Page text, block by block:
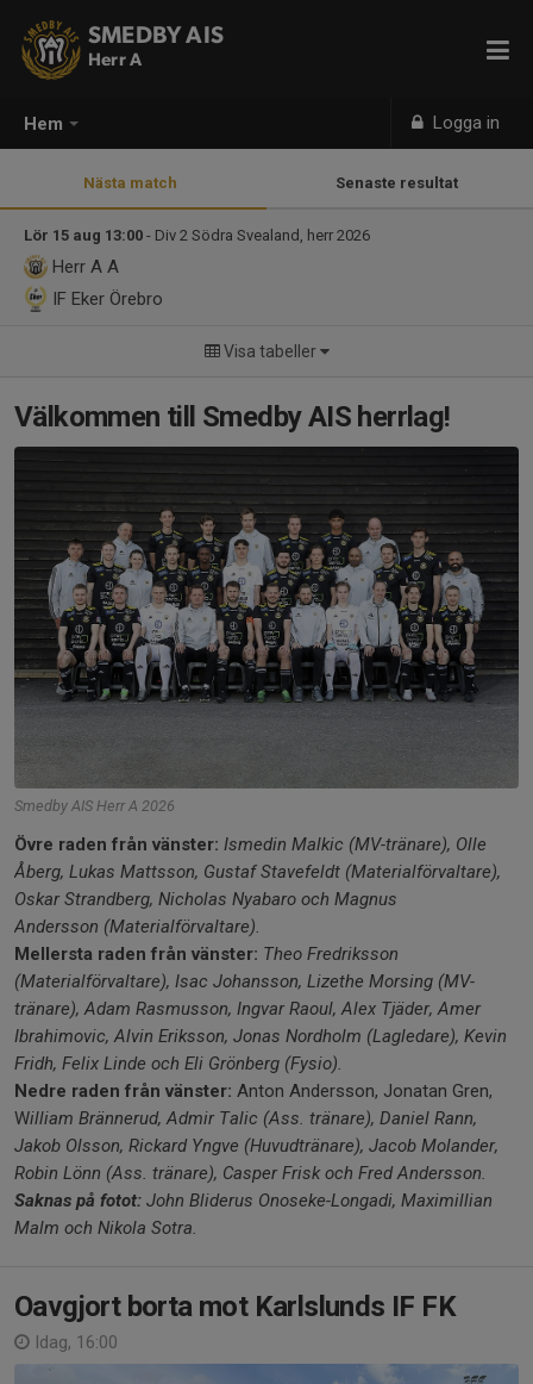
Hem Logga in
SMEDBY AIS
Herr A
Nästa match Senaste resultat
Lör 15 aug 13:00 - Div 2 Södra Svealand, herr 2026
Herr A A
IF Eker Örebro
Visa tabeller
Välkommen till Smedby AIS herrlag!
Smedby AIS Herr A 2026
Övre raden från vänster: Ismedin Malkic (MV-tränare), Olle
Åberg, Lukas Mattsson, Gustaf Stavefeldt (Materialförvaltare),
Oskar Strandberg, Nicholas Nyabaro och Magnus
Andersson (Materialförvaltare).
Mellersta raden från vänster: Theo Fredriksson
(Materialförvaltare), Isac Johansson, Lizethe Morsing (MV-
tränare), Adam Rasmusson, Ingvar Raoul, Alex Tjäder, Amer
Ibrahimovic, Alvin Eriksson, Jonas Nordholm (Lagledare), Kevin
Fridh, Felix Linde och Eli Grönberg (Fysio).
Nedre raden från vänster: Anton Andersson, Jonatan Gren,
William Brännerud, Admir Talic (Ass. tränare), Daniel Rann,
Jakob Olsson, Rickard Yngve (Huvudtränare), Jacob Molander,
Robin Lönn (Ass. tränare), Casper Frisk och Fred Andersson.
Saknas på fotot: John Bliderus Onoseke-Longadi, Maximillian
Malm och Nikola Sotra.
Oavgjort borta mot Karlslunds IF FK
Idag, 16:00